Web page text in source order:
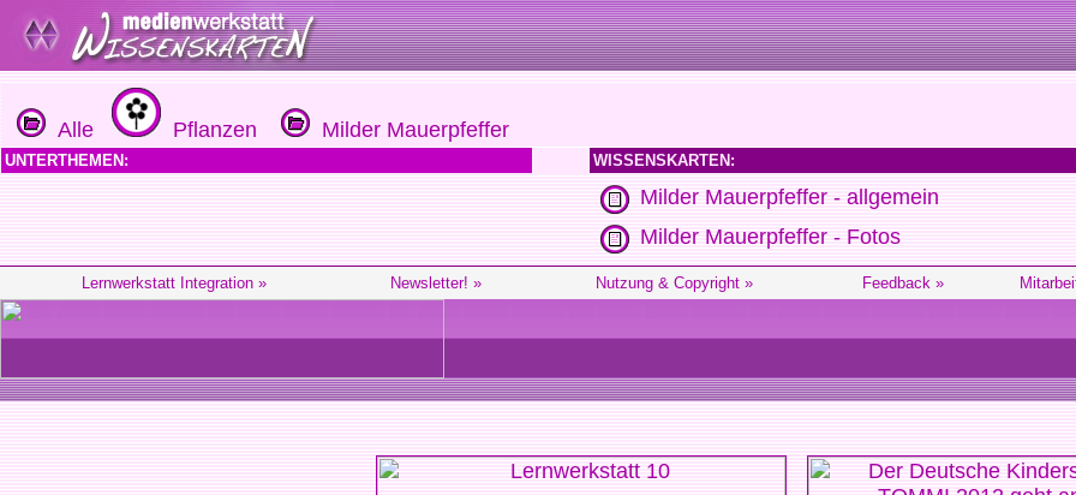
Alle Pflanzen Milder Mauerpfeffer
UNTERTHEMEN: WISSENSKARTEN:
Milder Mauerpfeffer - allgemein
Milder Mauerpfeffer - Fotos
Lernwerkstatt Integration » Newsletter! » Nutzung & Copyright » Feedback »